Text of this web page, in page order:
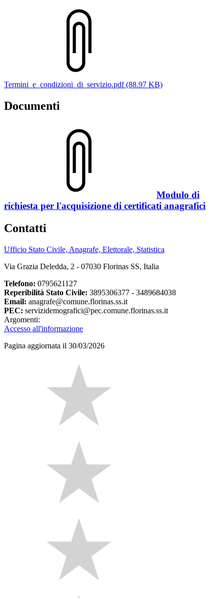
Termini_e_condizioni_di_servizio.pdf (88.97 KB)
Documenti
Modulo di
richiesta per l'acquisizione di certificati anagrafici
Contatti
Ufficio Stato Civile, Anagrafe, Elettorale, Statistica
Via Grazia Deledda, 2 - 07030 Florinas SS, Italia
Telefono: 0795621127
Reperibilità Stato Civile: 3895306377 - 3489684038
Email: anagrafe@comune.florinas.ss.it
PEC: servizidemografici@pec.comune.florinas.ss.it
Argomenti:
Accesso all'informazione
Pagina aggiornata il 30/03/2026